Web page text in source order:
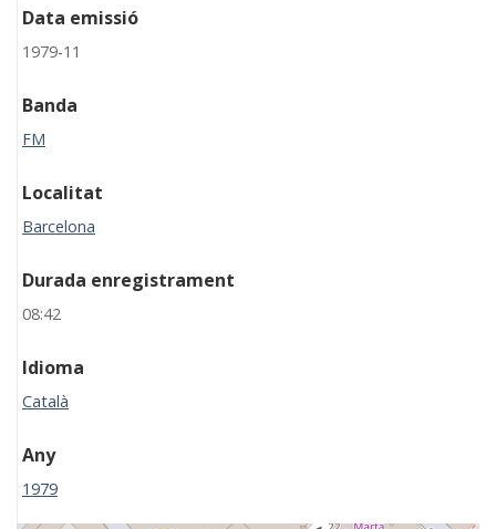
Data emissió
1979-11
Banda
FM
Localitat
Barcelona
Durada enregistrament
08:42
Idioma
Català
Any
1979